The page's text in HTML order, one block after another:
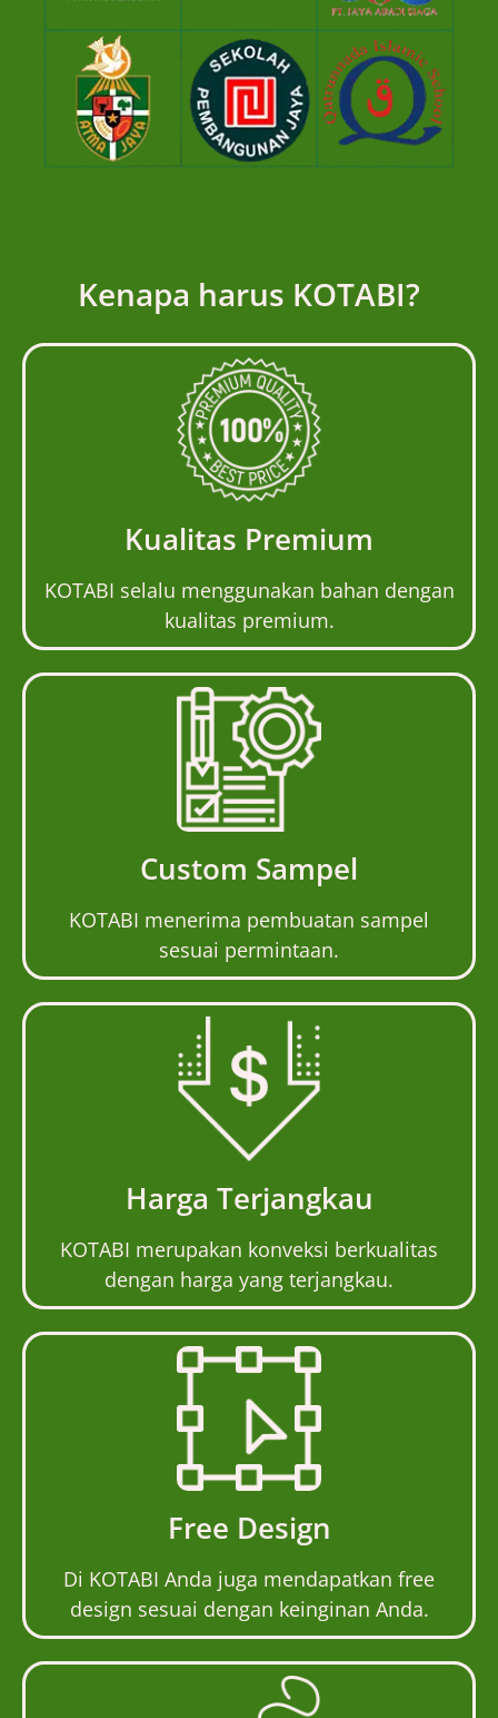
Kenapa harus KOTABI?
Kualitas Premium
KOTABI selalu menggunakan bahan dengan
kualitas premium.
Custom Sampel
KOTABI menerima pembuatan sampel
sesuai permintaan.
Harga Terjangkau
KOTABI merupakan konveksi berkualitas
dengan harga yang terjangkau.
Free Design
Di KOTABI Anda juga mendapatkan free
design sesuai dengan keinginan Anda.